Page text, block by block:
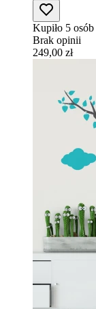
Kupiło 5 osób
Brak opinii
249,00 zł